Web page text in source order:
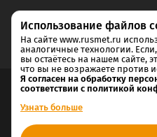
Согласие на обработку и хранение
Использование файлов
На сайте www.rusmet.ru
аналогичные технологии.
вы остаётесь на нашем сайте,
что вы не возражаете против
Я согласен на обработку
соответствии с политикой
Узнать больше